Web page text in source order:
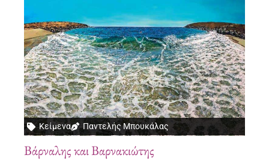
Κείμενα Παντελής Μπουκάλας
Βάρναλης και Βαρνακιώτης